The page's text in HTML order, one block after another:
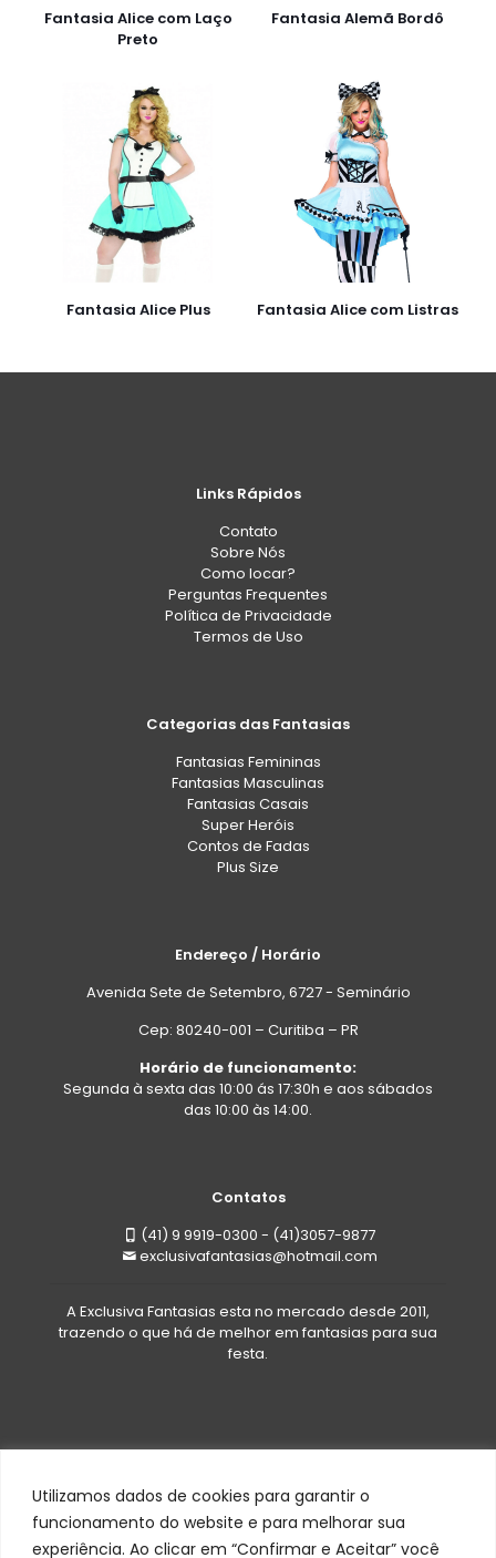
Utilizamos dados de cookies para garantir o
funcionamento do website e para melhorar sua
experiência. Ao clicar em “Confirmar e Aceitar” você
Fantasia Alice com Laço
Preto
Fantasia Alemã Bordô
Fantasia Alice Plus Fantasia Alice com Listras
Links Rápidos
Contato
Sobre Nós
Como locar?
Perguntas Frequentes
Política de Privacidade
Termos de Uso
Categorias das Fantasias
Fantasias Femininas
Fantasias Masculinas
Fantasias Casais
Super Heróis
Contos de Fadas
Plus Size
Endereço / Horário
Avenida Sete de Setembro, 6727 - Seminário
Cep: 80240-001 – Curitiba – PR
Horário de funcionamento:
Segunda à sexta das 10:00 ás 17:30h e aos sábados
das 10:00 às 14:00.
Contatos
(41) 9 9919-0300 - (41)3057-9877
exclusivafantasias@hotmail.com
A Exclusiva Fantasias esta no mercado desde 2011,
trazendo o que há de melhor em fantasias para sua
festa.